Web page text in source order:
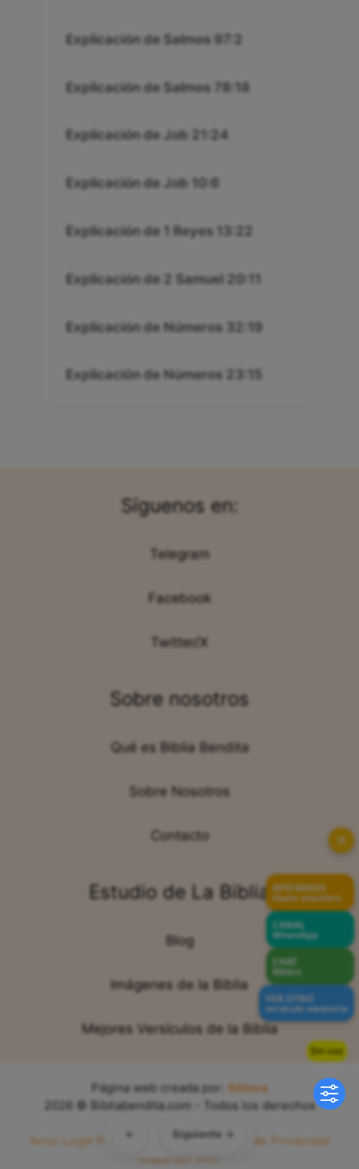
← Siguiente →
Sin voz
Explicación de Salmos 97:2
Explicación de Salmos 78:18
Explicación de Job 21:24
Explicación de Job 10:6
Explicación de 1 Reyes 13:22
Explicación de 2 Samuel 20:11
Explicación de Números 32:19
Explicación de Números 23:15
Síguenos en:
Telegram
Facebook
Twitter/X
Sobre nosotros
Qué es Biblia Bendita
Sobre Nosotros
Contacto
Estudio de La Biblia
Blog
Imágenes de la Biblia
Mejores Versículos de la Biblia
Página web creada por:
Sitiova
2026 © Bibliabendita.com - Todos los derechos
Aviso Legal
Política de Cookies Política de Privacidad
Mapa del Sitio
✕
APÓYANOS
Hazte miembro
CANAL
WhatsApp
CHAT
Bíblico
VER OTRO
versículo aleatorio